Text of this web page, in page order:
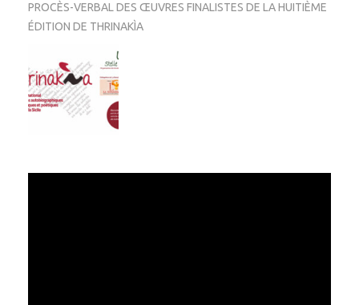
PROCÈS-VERBAL DES ŒUVRES FINALISTES DE LA HUITIÈME
ÉDITION DE THRINAKÌA